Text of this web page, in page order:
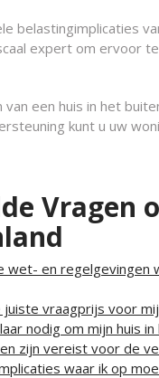
belastingimplicaties
expert om ervoor
een huis in het
kunt u uw
Vragen
wet- en regelgevingen
juiste vraagprijs voor
nodig om mijn huis
zijn vereist voor de
waar ik op